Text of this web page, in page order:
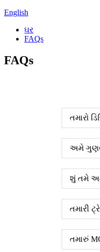
English
ઘર
FAQs
FAQs
તમારો
અમે
શું તમે
તમારી
તમારું